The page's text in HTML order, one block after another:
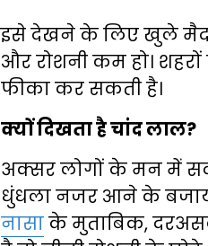
इसे देखने के लिए खुले
और रोशनी कम हो।
फीका कर सकती है।
क्यों दिखता है चांद लाल?
अक्सर लोगों के मन में
धुंधला नजर आने के बजाय
नासाके मुताबिक,